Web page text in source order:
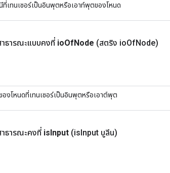
ที่เทนเซอร์เป็นอินพุตหรือเอาท์พุตของโหนด
าธารณะแบบคงที่ ioOfNode (สตริง ioOfNode)
องโหนดที่เทนเซอร์เป็นอินพุตหรือเอาต์พุต
าธารณะคงที่ isInput (isInput บูลีน)